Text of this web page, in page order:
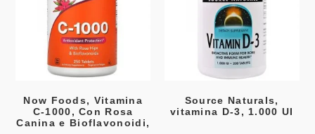
Now Foods, Vitamina
C-1000, Con Rosa
Canina e Bioflavonoidi,
Source Naturals,
vitamina D-3, 1.000 UI